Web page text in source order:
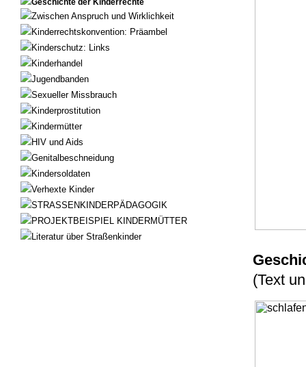
Geschichte der Kinderrechte
Zwischen Anspruch und Wirklichkeit
Kinderrechtskonvention: Präambel
Kinderschutz: Links
Kinderhandel
Jugendbanden
Sexueller Missbrauch
Kinderprostitution
Kindermütter
HIV und Aids
Genitalbeschneidung
Kindersoldaten
Verhexte Kinder
STRASSENKINDERPÄDAGOGIK
PROJEKTBEISPIEL KINDERMÜTTER
Literatur über Straßenkinder
(Text